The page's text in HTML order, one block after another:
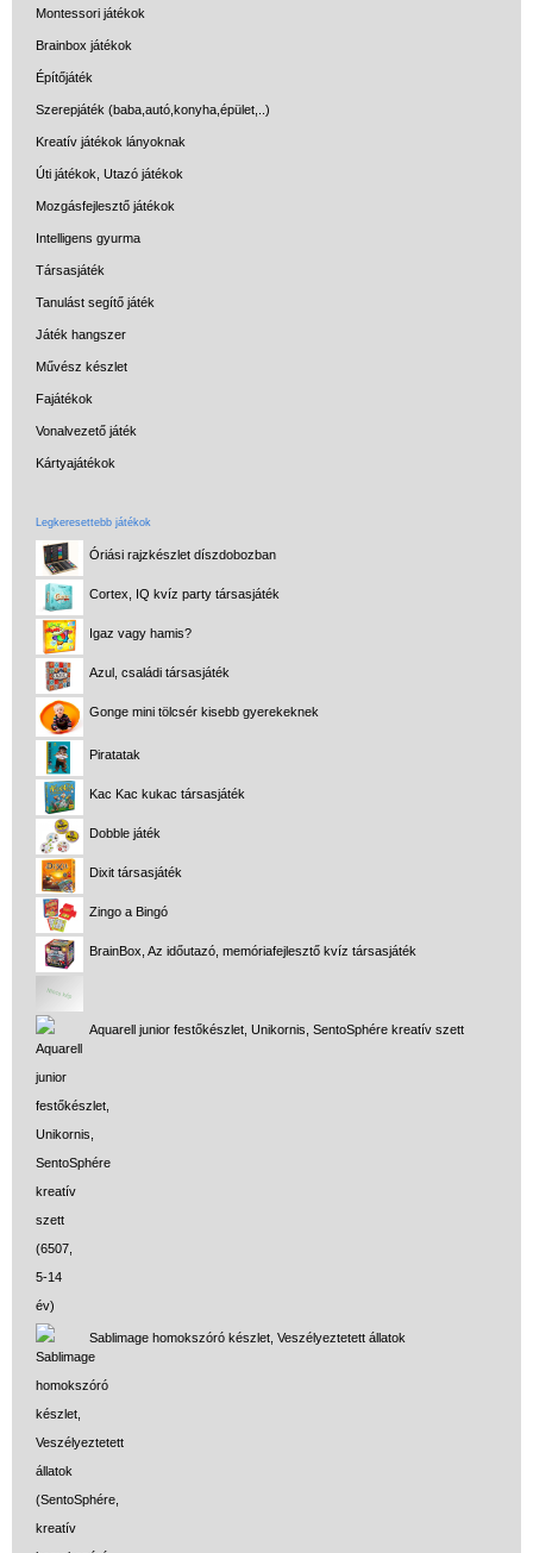
Montessori játékok
Brainbox játékok
Építőjáték
Szerepjáték (baba,autó,konyha,épület,..)
Kreatív játékok lányoknak
Úti játékok, Utazó játékok
Mozgásfejlesztő játékok
Intelligens gyurma
Társasjáték
Tanulást segítő játék
Játék hangszer
Művész készlet
Fajátékok
Vonalvezető játék
Kártyajátékok
Legkeresettebb játékok
Óriási rajzkészlet díszdobozban
Cortex, IQ kvíz party társasjáték
Igaz vagy hamis?
Azul, családi társasjáték
Gonge mini tölcsér kisebb gyerekeknek
Piratatak
Kac Kac kukac társasjáték
Dobble játék
Dixit társasjáték
Zingo a Bingó
BrainBox, Az időutazó, memóriafejlesztő kvíz társasjáték
Aquarell junior festőkészlet, Unikornis, SentoSphére kreatív szett
Sablimage homokszóró készlet, Veszélyeztetett állatok